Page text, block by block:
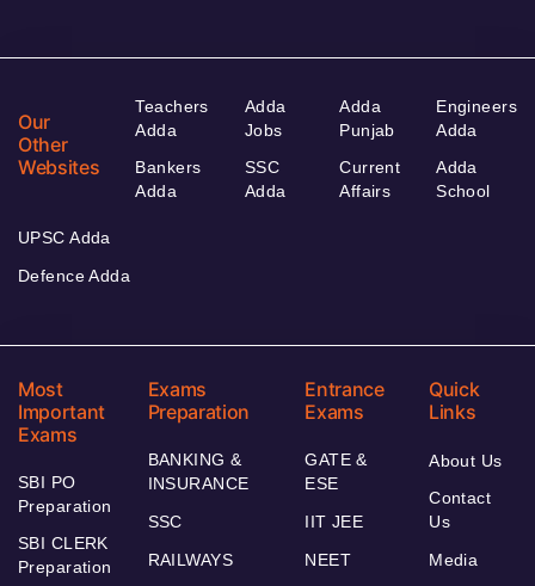
Our
Other
Websites
Teachers
Adda
Bankers
Adda
Adda
Jobs
SSC
Adda
Adda
Punjab
Current
Affairs
Engineers
Adda
Adda
School
UPSC Adda
Defence Adda
Most
Important
Exams
SBI PO
Preparation
SBI CLERK
Preparation
Exams
Preparation
BANKING &
INSURANCE
SSC
RAILWAYS
Entrance
Exams
GATE &
ESE
IIT JEE
NEET
Quick
Links
About Us
Contact
Us
Media